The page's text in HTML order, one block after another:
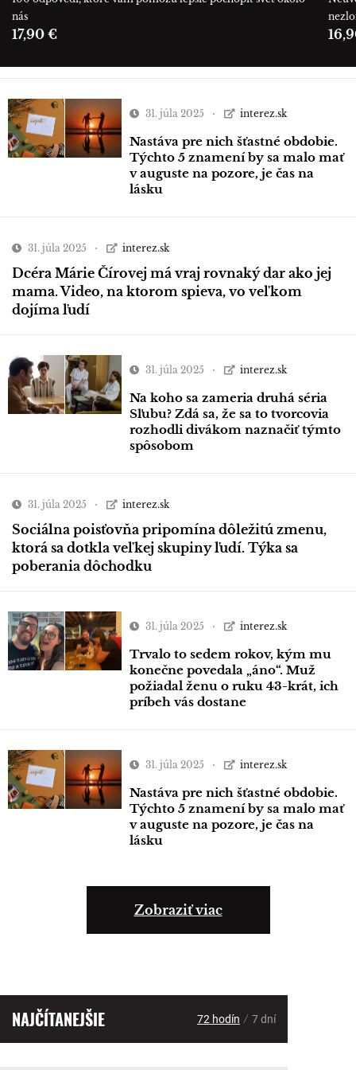
nás
17,90 €
31. júla 2025 interez.sk
Nastáva pre nich šťastné obdobie.
Týchto 5 znamení by sa malo mať
v auguste na pozore, je čas na
lásku
31. júla 2025 interez.sk
Dcéra Márie Čírovej má vraj rovnaký dar ako jej
mama. Video, na ktorom spieva, vo veľkom
dojíma ľudí
31. júla 2025 interez.sk
Na koho sa zameria druhá séria
Sľubu? Zdá sa, že sa to tvorcovia
rozhodli divákom naznačiť týmto
spôsobom
31. júla 2025 interez.sk
Sociálna poisťovňa pripomína dôležitú zmenu,
ktorá sa dotkla veľkej skupiny ľudí. Týka sa
poberania dôchodku
31. júla 2025 interez.sk
Trvalo to sedem rokov, kým mu
konečne povedala „áno“. Muž
požiadal ženu o ruku 43-krát, ich
príbeh vás dostane
31. júla 2025 interez.sk
Nastáva pre nich šťastné obdobie.
Týchto 5 znamení by sa malo mať
v auguste na pozore, je čas na
lásku
Zobraziť viac
NAJČÍTANEJŠIE 72 hodín / 7 dní